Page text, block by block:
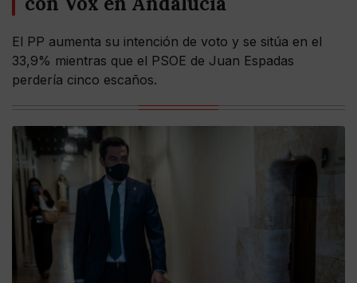
El PP aumenta su intención de voto y se sitúa en el
33,9% mientras que el PSOE de Juan Espadas
perdería cinco escaños.